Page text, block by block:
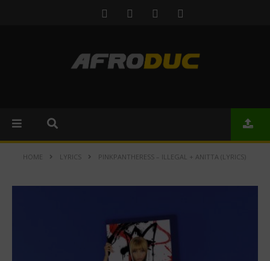
HOME LYRICS PINKPANTHERESS – ILLEGAL + ANITTA (LYRICS)